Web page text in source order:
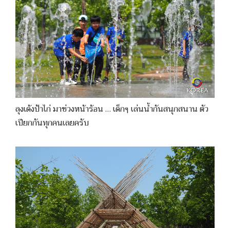
ลุงเด้งป้าไก่ มาช่วงหน้าร้อน … เด็กๆ เล่นน้ำกันสนุกสนาน ตัว
เปียกกันทุกคนเลยครับ